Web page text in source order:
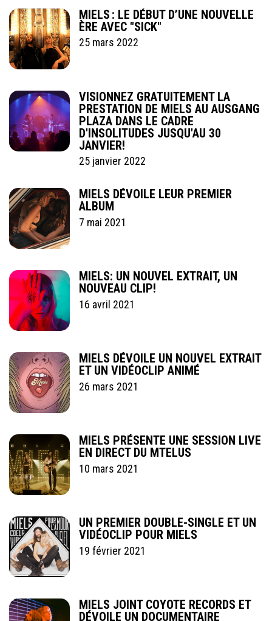
MIELS : LE DÉBUT D’UNE NOUVELLE
ÈRE AVEC "SICK"
25 mars 2022
VISIONNEZ GRATUITEMENT LA
PRESTATION DE MIELS AU AUSGANG
PLAZA DANS LE CADRE
D'INSOLITUDES JUSQU'AU 30
JANVIER!
25 janvier 2022
MIELS DÉVOILE LEUR PREMIER
ALBUM
7 mai 2021
MIELS: UN NOUVEL EXTRAIT, UN
NOUVEAU CLIP!
16 avril 2021
MIELS DÉVOILE UN NOUVEL EXTRAIT
ET UN VIDÉOCLIP ANIMÉ
26 mars 2021
MIELS PRÉSENTE UNE SESSION LIVE
EN DIRECT DU MTELUS
10 mars 2021
UN PREMIER DOUBLE-SINGLE ET UN
VIDÉOCLIP POUR MIELS
19 février 2021
MIELS JOINT COYOTE RECORDS ET
DÉVOILE UN DOCUMENTAIRE